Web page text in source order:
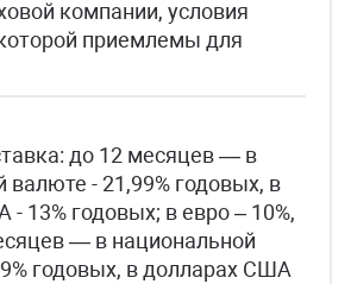
компании, условия
приемлемы для
до 12 месяцев — в
валюте - 21,99% годовых, в
13% годовых; в евро – 10%,
— в национальной
годовых, в долларах США